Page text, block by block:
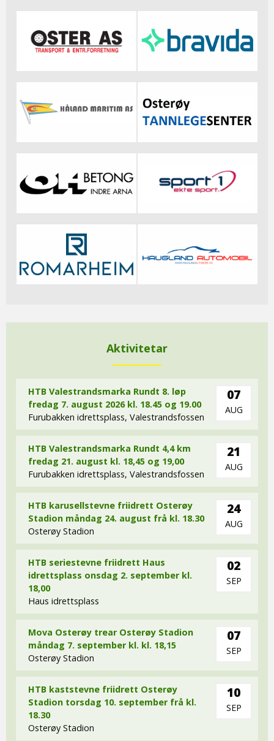
Aktivitetar
HTB Valestrandsmarka Rundt 8. løp
fredag 7. august 2026 kl. 18.45 og 19.00
Furubakken idrettsplass, Valestrandsfossen
07
AUG
HTB Valestrandsmarka Rundt 4,4 km
fredag 21. august kl. 18,45 og 19,00
Furubakken idrettsplass, Valestrandsfossen
21
AUG
HTB karusellstevne friidrett Osterøy
Stadion måndag 24. august frå kl. 18.30
Osterøy Stadion
24
AUG
HTB seriestevne friidrett Haus
idrettsplass onsdag 2. september kl.
18,00
Haus idrettsplass
02
SEP
Mova Osterøy trear Osterøy Stadion
måndag 7. september kl. kl. 18,15
Osterøy Stadion
07
SEP
HTB kaststevne friidrett Osterøy
Stadion torsdag 10. september frå kl.
18.30
Osterøy Stadion
10
SEP